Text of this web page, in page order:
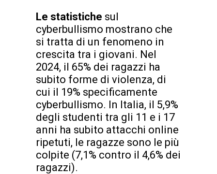
Le statistiche sul
cyberbullismo mostrano che
si tratta di un fenomeno in
crescita tra i giovani. Nel
2024, il 65% dei ragazzi ha
subito forme di violenza, di
cui il 19% specificamente
cyberbullismo. In Italia, il 5,9%
degli studenti tra gli 11 e i 17
anni ha subito attacchi online
ripetuti, le ragazze sono le più
colpite (7,1% contro il 4,6% dei
ragazzi).